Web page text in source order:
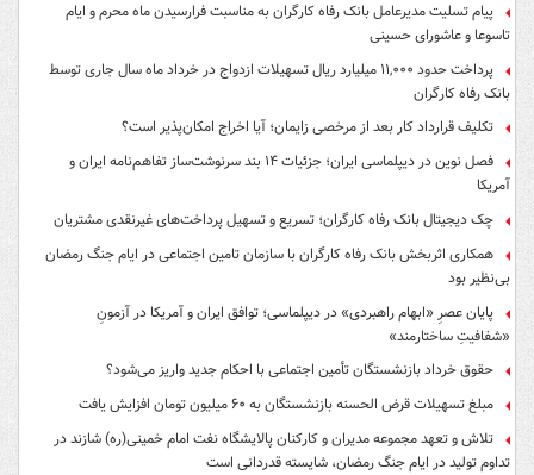
پیام تسلیت مدیرعامل بانک رفاه کارگران به مناسبت فرارسیدن ماه محرم و ایام
تاسوعا و عاشورای حسینی
پرداخت حدود ۱۱,۰۰۰ میلیارد ریال تسهیلات ازدواج در خرداد ماه سال جاری توسط
بانک رفاه کارگران
تکلیف قرارداد کار بعد از مرخصی زایمان؛ آیا اخراج امکان‌پذیر است؟
فصل نوین در دیپلماسی ایران؛ جزئیات ۱۴ بند سرنوشت‌ساز تفاهم‌نامه ایران و
آمریکا
چک دیجیتال بانک رفاه کارگران؛ تسریع و تسهیل پرداخت‌های غیرنقدی مشتریان
همکاری اثربخش بانک رفاه کارگران با سازمان تامین اجتماعی در ایام جنگ رمضان
بی‌نظیر بود
پایان عصرِ «ابهام راهبردی» در دیپلماسی؛ توافق ایران و آمریکا در آزمونِ
«شفافیتِ ساختارمند»
حقوق خرداد بازنشستگان تأمین اجتماعی با احکام جدید واریز می‌شود؟
مبلغ تسهیلات قرض الحسنه بازنشستگان به ۶۰ میلیون تومان افزایش یافت
تلاش و تعهد مجموعه مدیران و کارکنان پالایشگاه نفت امام خمینی(ره) شازند در
تداوم تولید در ایام جنگ رمضان، شایسته قدردانی است